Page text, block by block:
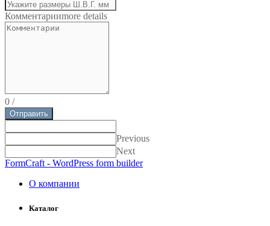
Комментарииmore details
0 /
Отправить
Previous
Next
FormCraft - WordPress form builder
О компании
Каталог